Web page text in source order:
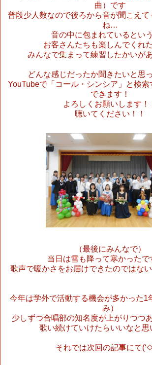
曲）です
普段少人数なので後ろから音が聞こえて
ね…
音の中に包まれているとい
お客さんたちも楽しんでくれ
みんなで集まって練習したかいが
どんな感じだったか聞きたいと思
YouTubeで「コール・シンシア」と検
できます！
よろしくお願いします！
聴いてください！！
（最後にみんなで）
当日は雪も降って寒かったで
歌声で暖かさをお届けできたのではな
今年は学外で活動する機会が多かった1
み）
少しずつ合唱部の知名度が上がりつつ
歌い続けていけたらいいなと思
それでは次回の記事にて(‘◇